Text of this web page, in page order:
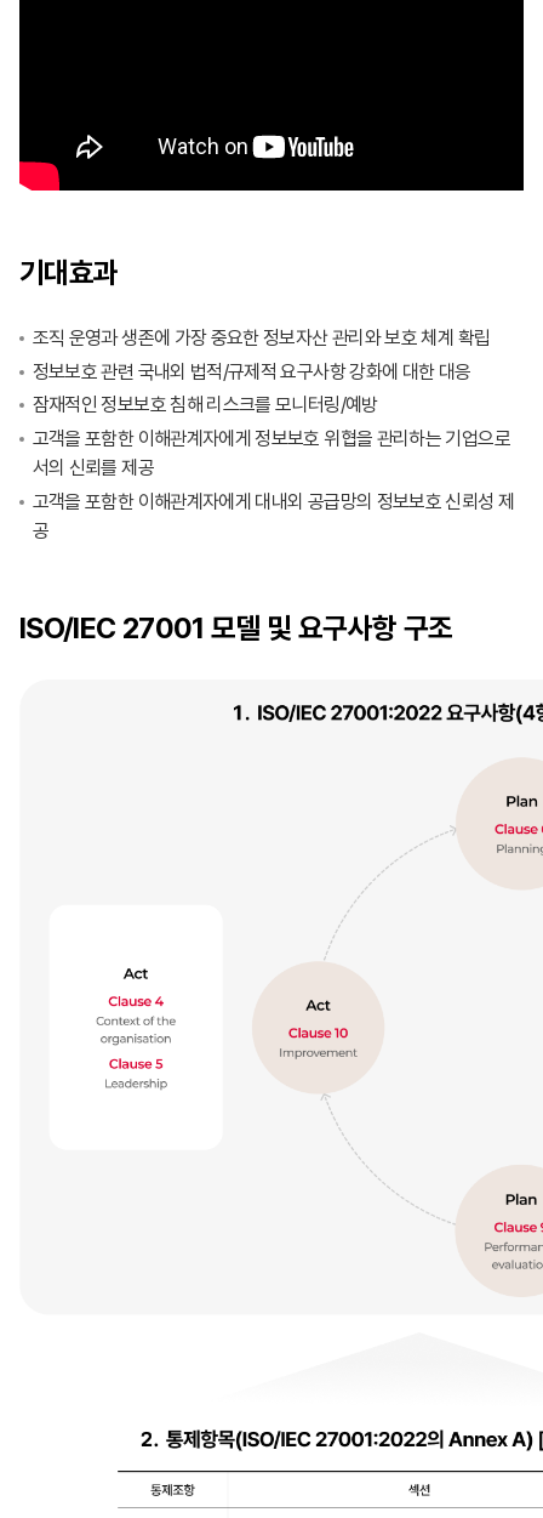
기대효과
조직 운영과 생존에 가장 중요한 정보자산 관리와 보호 체계 확립
정보보호 관련 국내외 법적/규제적 요구사항 강화에 대한 대응
잠재적인 정보보호 침해 리스크를 모니터링/예방
고객을 포함한 이해관계자에게 정보보호 위협을 관리하는 기업으로
서의 신뢰를 제공
고객을 포함한 이해관계자에게 대내외 공급망의 정보보호 신뢰성 제
공
ISO/IEC 27001 모델 및 요구사항 구조